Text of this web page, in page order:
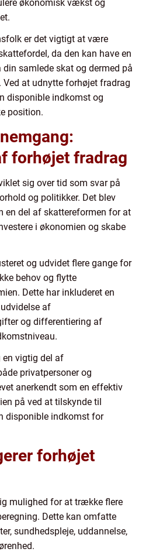
økonomisk vækst og
er det vigtigt at være
da den kan have en
samlede skat og dermed på
at udnytte forhøjet fradrag
disponible indkomst og
position.
forhøjet fradrag
sig over tid som svar på
og politikker. Det blev
en del af skattereformen for at
i økonomien og skabe
og udvidet flere gange for
behov og flytte
Dette har inkluderet en
af
og differentiering af
en vigtig del af
privatpersoner og
anerkendt som en effektiv
på ved at tilskynde til
disponible indkomst for
forhøjet
mulighed for at trække flere
Dette kan omfatte
sundhedspleje, uddannelse,